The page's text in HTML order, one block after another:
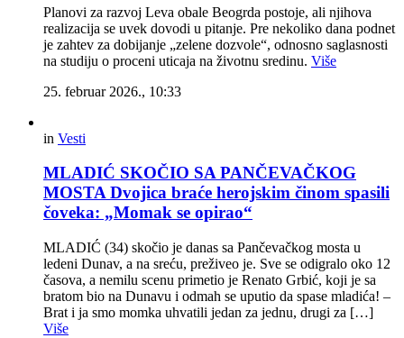
Planovi za razvoj Leva obale Beogrda postoje, ali njihova
realizacija se uvek dovodi u pitanje. Pre nekoliko dana podnet
je zahtev za dobijanje „zelene dozvole“, odnosno saglasnosti
na studiju o proceni uticaja na životnu sredinu. Više
25. februar 2026., 10:33
in Vesti
MLADIĆ SKOČIO SA PANČEVAČKOG
MOSTA Dvojica braće herojskim činom spasili
čoveka: „Momak se opirao“
MLADIĆ (34) skočio je danas sa Pančevačkog mosta u
ledeni Dunav, a na sreću, preživeo je. Sve se odigralo oko 12
časova, a nemilu scenu primetio je Renato Grbić, koji je sa
bratom bio na Dunavu i odmah se uputio da spase mladića! –
Brat i ja smo momka uhvatili jedan za jednu, drugi za […]
Više